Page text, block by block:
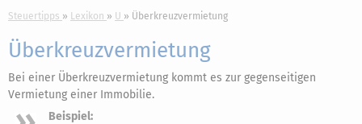
Steuertipps Lexikon U Überkreuzvermietung
Überkreuzvermietung
Bei einer Überkreuzvermietung kommt es zur gegenseitigen
Vermietung einer Immobilie.
Beispiel: